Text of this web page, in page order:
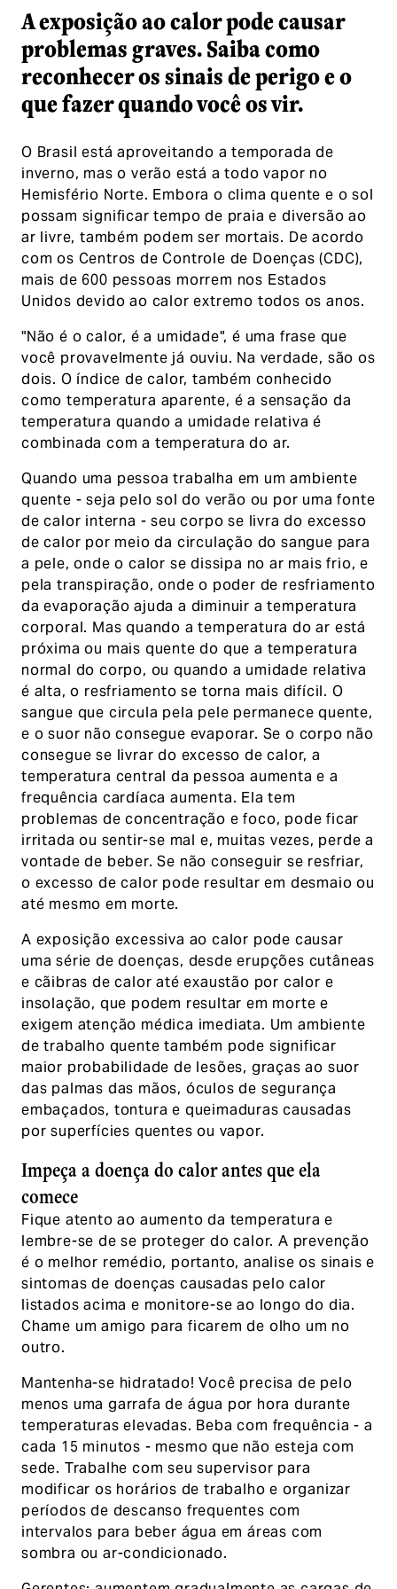
A exposição ao calor pode causar
problemas graves. Saiba como
reconhecer os sinais de perigo e o
que fazer quando você os vir.
O Brasil está aproveitando a temporada de
inverno, mas o verão está a todo vapor no
Hemisfério Norte. Embora o clima quente e o sol
possam significar tempo de praia e diversão ao
ar livre, também podem ser mortais. De acordo
com os Centros de Controle de Doenças (CDC),
mais de 600 pessoas morrem nos Estados
Unidos devido ao calor extremo todos os anos.
"Não é o calor, é a umidade", é uma frase que
você provavelmente já ouviu. Na verdade, são os
dois. O índice de calor, também conhecido
como temperatura aparente, é a sensação da
temperatura quando a umidade relativa é
combinada com a temperatura do ar.
Quando uma pessoa trabalha em um ambiente
quente - seja pelo sol do verão ou por uma fonte
de calor interna - seu corpo se livra do excesso
de calor por meio da circulação do sangue para
a pele, onde o calor se dissipa no ar mais frio, e
pela transpiração, onde o poder de resfriamento
da evaporação ajuda a diminuir a temperatura
corporal. Mas quando a temperatura do ar está
próxima ou mais quente do que a temperatura
normal do corpo, ou quando a umidade relativa
é alta, o resfriamento se torna mais difícil. O
sangue que circula pela pele permanece quente,
e o suor não consegue evaporar. Se o corpo não
consegue se livrar do excesso de calor, a
temperatura central da pessoa aumenta e a
frequência cardíaca aumenta. Ela tem
problemas de concentração e foco, pode ficar
irritada ou sentir-se mal e, muitas vezes, perde a
vontade de beber. Se não conseguir se resfriar,
o excesso de calor pode resultar em desmaio ou
até mesmo em morte.
A exposição excessiva ao calor pode causar
uma série de doenças, desde erupções cutâneas
e cãibras de calor até exaustão por calor e
insolação, que podem resultar em morte e
exigem atenção médica imediata. Um ambiente
de trabalho quente também pode significar
maior probabilidade de lesões, graças ao suor
das palmas das mãos, óculos de segurança
embaçados, tontura e queimaduras causadas
por superfícies quentes ou vapor.
Impeça a doença do calor antes que ela
comece
Fique atento ao aumento da temperatura e
lembre-se de se proteger do calor. A prevenção
é o melhor remédio, portanto, analise os sinais e
sintomas de doenças causadas pelo calor
listados acima e monitore-se ao longo do dia.
Chame um amigo para ficarem de olho um no
outro.
Mantenha-se hidratado! Você precisa de pelo
menos uma garrafa de água por hora durante
temperaturas elevadas. Beba com frequência - a
cada 15 minutos - mesmo que não esteja com
sede. Trabalhe com seu supervisor para
modificar os horários de trabalho e organizar
períodos de descanso frequentes com
intervalos para beber água em áreas com
sombra ou ar-condicionado.